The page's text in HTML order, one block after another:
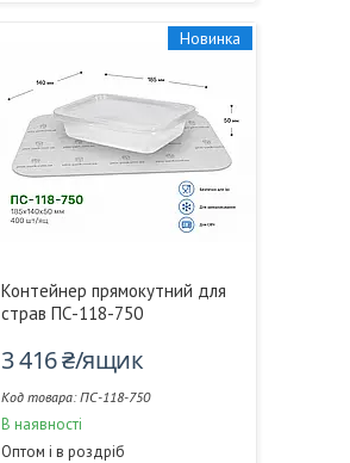
Новинка
Контейнер прямокутний для
страв ПС-118-750
3 416 ₴/ящик
ПС-118-750
В наявності
Оптом і в роздріб